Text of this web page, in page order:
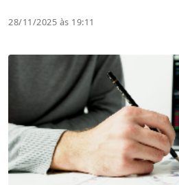
28/11/2025 às 19:11